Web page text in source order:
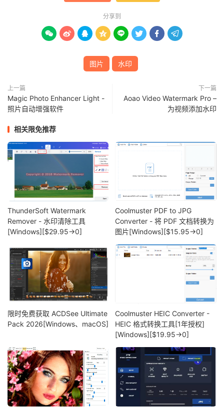
分享到
       
图片 水印
上一篇
Magic Photo Enhancer Light -
照片自动增强软件
下一篇
Aoao Video Watermark Pro –
为视频添加水印
相关限免推荐
ThunderSoft Watermark
Remover - 水印清除工具
[Windows][$29.95→0]
Coolmuster PDF to JPG
Converter - 将 PDF 文档转换为
图片[Windows][$15.95→0]
限时免费获取 ACDSee Ultimate
Pack 2026[Windows、macOS]
Coolmuster HEIC Converter -
HEIC 格式转换工具[1年授权]
[Windows][$19.95→0]